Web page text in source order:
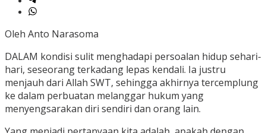
Oleh Anto Narasoma
DALAM kondisi sulit menghadapi persoalan hidup sehari-
hari, seseorang terkadang lepas kendali. Ia justru
menjauh dari Allah SWT, sehingga akhirnya tercemplung
ke dalam perbuatan melanggar hukum yang
menyengsarakan diri sendiri dan orang lain.